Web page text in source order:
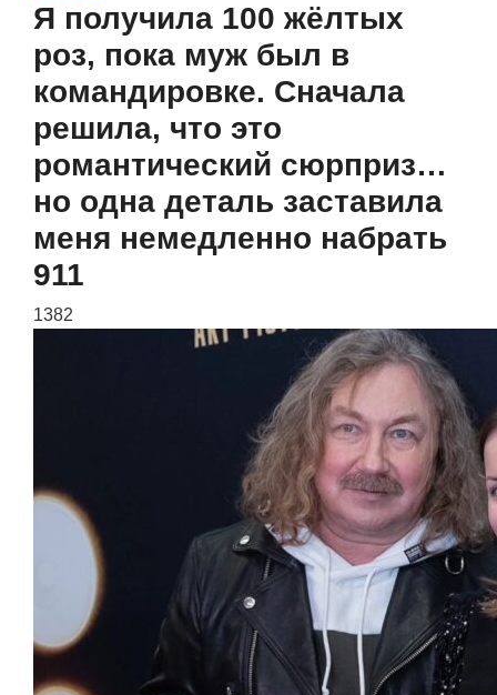
Я получила 100 жёлтых
роз, пока муж был в
командировке. Сначала
решила, что это
романтический сюрприз…
но одна деталь заставила
меня немедленно набрать
911
1382